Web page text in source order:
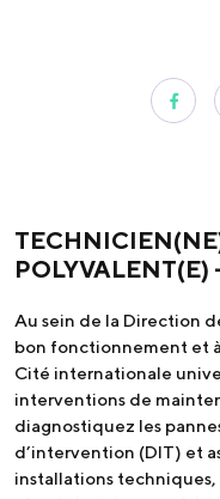
POLYVALENT(E)
Au sein de la Direction
bon fonctionnement et
Cité internationale
interventions de
diagnostiquez les
d’intervention (DIT) et
installations techniques,